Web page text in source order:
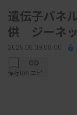
遺伝子パネ
供 ジーネ
2025.06.09 00:00
保存URLコピー